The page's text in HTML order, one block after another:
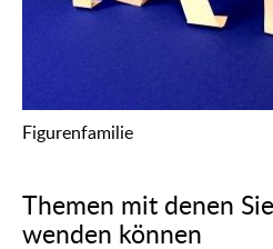
Figurenfamilie
Themen mit denen
wenden können